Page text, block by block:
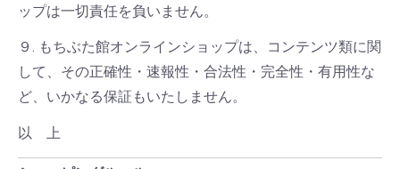
ップは一切責任を負いません。
９. もちぶた館オンラインショップは、コンテンツ類に関
して、その正確性・速報性・合法性・完全性・有用性な
ど、いかなる保証もいたしません。
以 上